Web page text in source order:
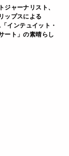
ジャーナリスト、
ップスによる
インテュイット・
ート」の素晴らし